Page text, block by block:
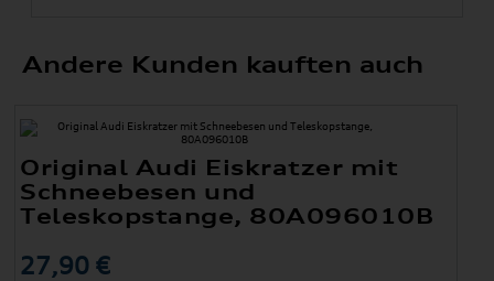
Andere Kunden kauften auch
Original Audi Eiskratzer mit
Schneebesen und
Teleskopstange, 80A096010B
27,90 €